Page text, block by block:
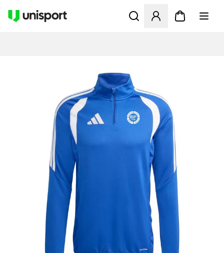
Åbner en Modal til at